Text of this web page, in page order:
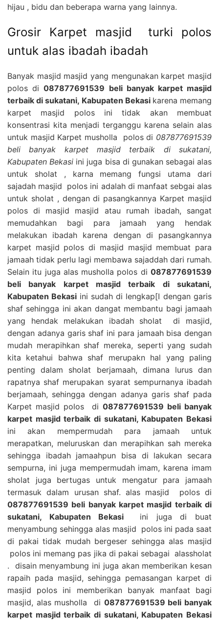
hijau , bidu dan beberapa warna yang lainnya.
Grosir Karpet masjid turki polos
untuk alas ibadah ibadah
Banyak masjid masjid yang mengunakan karpet masjid
polos di087877691539 beli banyak karpet masjid
terbaik di sukatani, Kabupaten Bekasi karena memang
karpet masjid polos ini tidak akan membuat
konsentrasi kita menjadi terganggu karena selain alas
untuk masjid Karpet musholla polos di 087877691539
beli banyak karpet masjid terbaik di sukatani,
Kabupaten Bekasi ini juga bisa di gunakan sebagai alas
untuk sholat , karna memang fungsi utama dari
sajadah masjid polos ini adalah di manfaat sebgai alas
untuk sholat , dengan di pasangkannya Karpet masjid
polos di masjid masjid atau rumah ibadah, sangat
memudahkan bagi para jamaah yang hendak
melakukan ibadah karena dengan di pasangkannya
karpet masjid polos di masjid masjid membuat para
jamaah tidak perlu lagi membawa sajaddah dari rumah.
Selain itu juga alas musholla polos di 087877691539
beli banyak karpet masjid terbaik di sukatani,
Kabupaten Bekasi ini sudah di lengkap[I dengan garis
shaf sehingga ini akan dangat membantu bagi jamaah
yang hendak melakukan ibadah sholat di masjid,
dengan adanya garis shaf ini para jamaah bisa dengan
mudah merapihkan shaf mereka, seperti yang sudah
kita ketahui bahwa shaf merupakn hal yang paling
penting dalam sholat berjamaah, dimana lurus dan
rapatnya shaf merupakan syarat sempurnanya ibadah
berjamaah, sehingga dengan adanya garis shaf pada
Karpet masjid polos di 087877691539 beli banyak
karpet masjid terbaik di sukatani, Kabupaten Bekasi
ini akan mempermudah para jamaah untuk
merapatkan, meluruskan dan merapihkan sah mereka
sehingga ibadah jamaahpun bisa di lakukan secara
sempurna, ini juga mempermudah imam, karena imam
sholat juga bertugas untuk mengatur para jamaah
termasuk dalam urusan shaf. alas masjid polos di
087877691539 beli banyak karpet masjid terbaik di
sukatani, Kabupaten Bekasi
ini juga di buat
menyambung sehingga alas masjid polos ini pada saat
di pakai tidak mudah bergeser sehingga alas masjid
polos ini memang pas jika di pakai sebagai alassholat
. disain menyambung ini juga akan memberikan kesan
rapaih pada masjid, sehingga pemasangan karpet di
masjid polos ini memberikan banyak manfaat bagi
masjid, alas musholla di 087877691539 beli banyak
karpet masjid terbaik di sukatani, Kabupaten Bekasi